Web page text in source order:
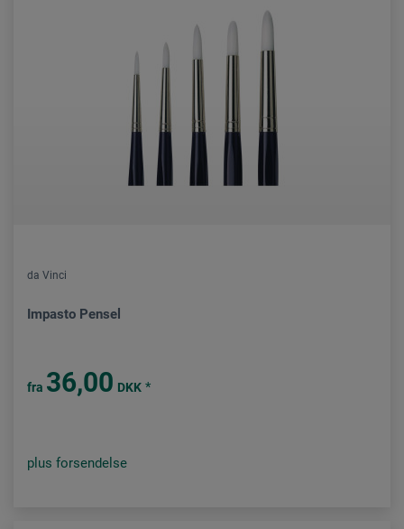
da Vinci
Impasto Pensel
fra 36,00 DKK *
plus forsendelse